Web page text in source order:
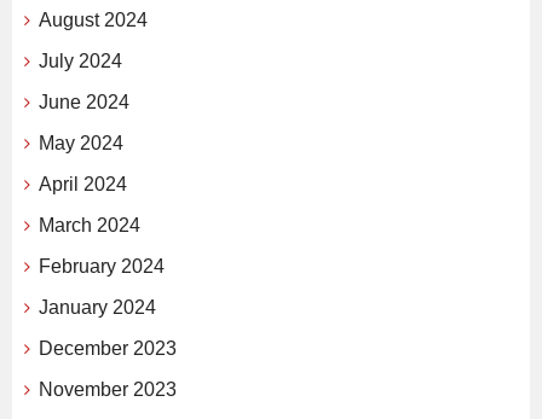
August 2024
July 2024
June 2024
May 2024
April 2024
March 2024
February 2024
January 2024
December 2023
November 2023